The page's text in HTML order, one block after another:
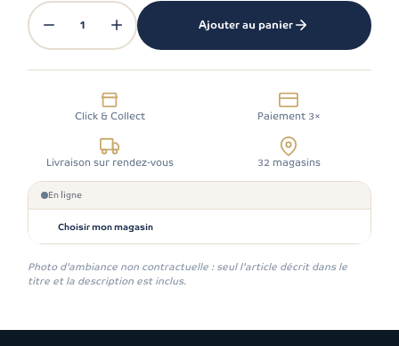
1 Ajouter au panier
Click & Collect Paiement 3×
Livraison sur rendez-vous 32 magasins
En ligne
Choisir mon magasin
Photo d'ambiance non contractuelle : seul l'article décrit dans le
titre et la description est inclus.